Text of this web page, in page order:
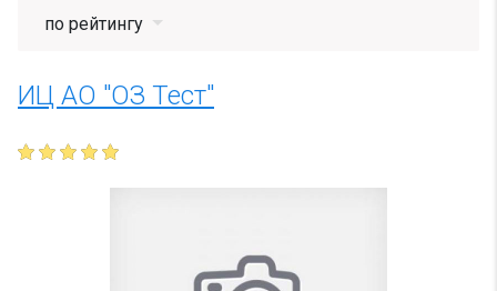
по рейтингу
ИЦ АО "ОЗ Тест"